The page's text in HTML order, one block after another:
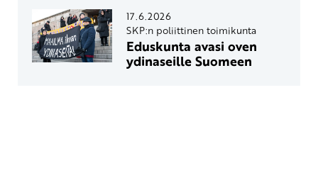
17.6.2026
SKP:n poliittinen toimikunta
Eduskunta avasi oven
ydinaseille Suomeen